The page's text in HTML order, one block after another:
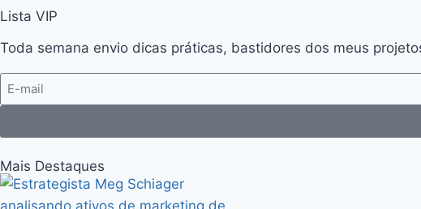
Lista VIP
Toda semana envio dicas práticas, bastidores dos meus
Mais Destaques